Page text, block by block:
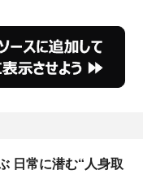
日常に潜む“人身取